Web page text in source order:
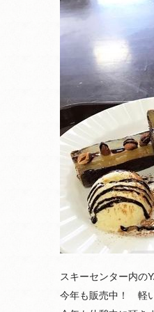
スキーセンター内の
今年も販売中！ 軽